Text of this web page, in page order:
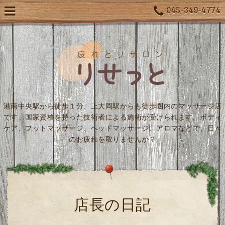
045-349-4774
港南中央駅から徒歩１分、上大岡駅からも徒歩圏内のマッサージ店
です。国家資格を持った技術者による施術が受けられます。ボディ
ケア、フットマッサージ、ヘッドマッサージ、アロマなどで、日々
のお疲れを取りませんか？
店長の日記